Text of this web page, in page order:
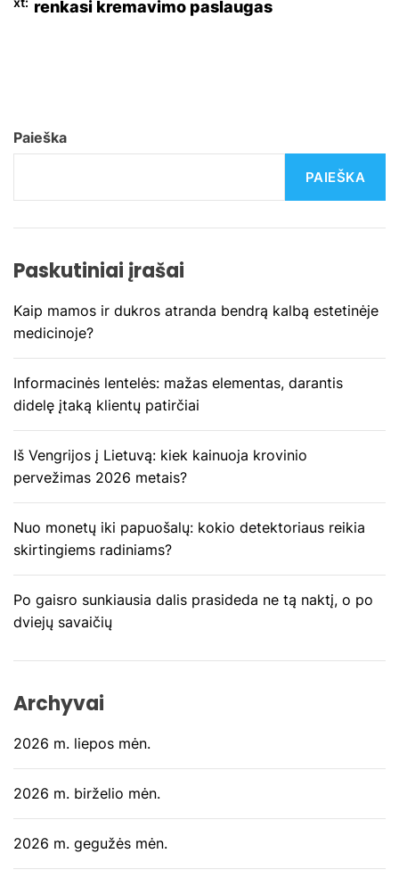
v
a
i
a
t
a
r
p
į
r
a
š
ų
renkasi kremavimo paslaugas
Paieška
PAIEŠKA
Paskutiniai įrašai
Kaip mamos ir dukros atranda bendrą kalbą estetinėje
medicinoje?
Informacinės lentelės: mažas elementas, darantis
didelę įtaką klientų patirčiai
Iš Vengrijos į Lietuvą: kiek kainuoja krovinio
pervežimas 2026 metais?
Nuo monetų iki papuošalų: kokio detektoriaus reikia
skirtingiems radiniams?
Po gaisro sunkiausia dalis prasideda ne tą naktį, o po
dviejų savaičių
Archyvai
2026 m. liepos mėn.
2026 m. birželio mėn.
2026 m. gegužės mėn.